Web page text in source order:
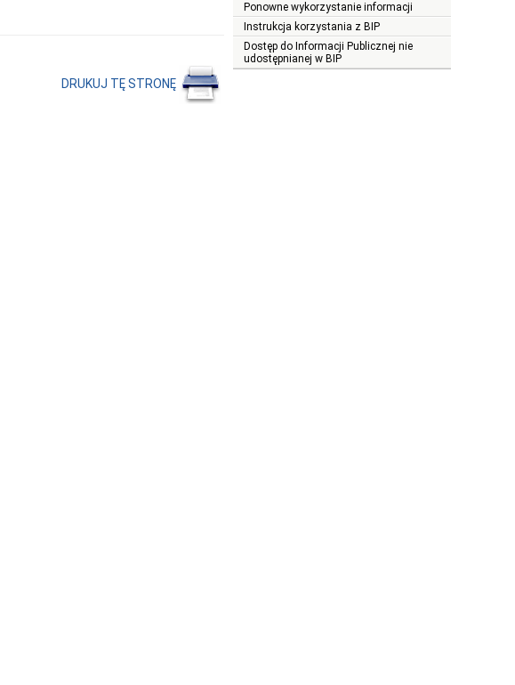
DRUKUJ TĘ STRONĘ
Ponowne wykorzystanie informacji
Instrukcja korzystania z BIP
Dostęp do Informacji Publicznej nie
udostępnianej w BIP